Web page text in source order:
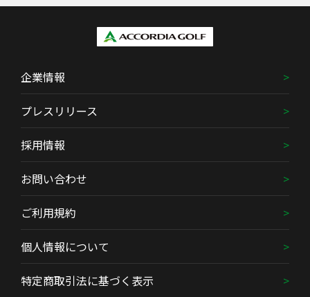
企業情報
プレスリリース
採用情報
お問い合わせ
ご利用規約
個人情報について
特定商取引法に基づく表示